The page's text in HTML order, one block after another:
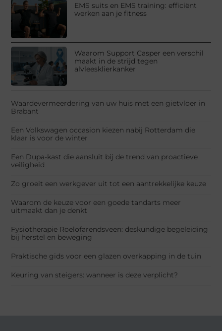
EMS suits en EMS training: efficiënt
werken aan je fitness
Waarom Support Casper een verschil
maakt in de strijd tegen
alvleesklierkanker
Waardevermeerdering van uw huis met een gietvloer in
Brabant
Een Volkswagen occasion kiezen nabij Rotterdam die
klaar is voor de winter
Een Dupa-kast die aansluit bij de trend van proactieve
veiligheid
Zo groeit een werkgever uit tot een aantrekkelijke keuze
Waarom de keuze voor een goede tandarts meer
uitmaakt dan je denkt
Fysiotherapie Roelofarendsveen: deskundige begeleiding
bij herstel en beweging
Praktische gids voor een glazen overkapping in de tuin
Keuring van steigers: wanneer is deze verplicht?